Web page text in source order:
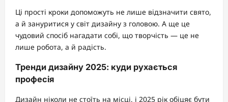
Ці прості кроки допоможуть не лише відзначити свято,
а й зануритися у світ дизайну з головою. А ще це
чудовий спосіб нагадати собі, що творчість — це не
лише робота, а й радість.
Тренди дизайну 2025: куди рухається
професія
Дизайн ніколи не стоїть на місці, і 2025 рік обіцяє бути